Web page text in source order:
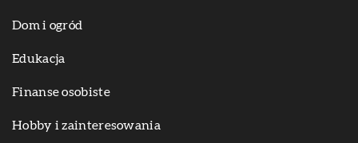
Dom i ogród
Edukacja
Finanse osobiste
Hobby i zainteresowania